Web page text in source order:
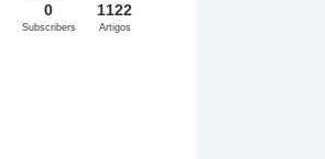
0
Subscribers
1122
Artigos